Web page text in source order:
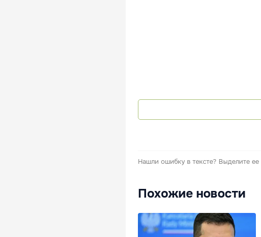
Нашли ошибку в тексте? Выделите
Похожие новости